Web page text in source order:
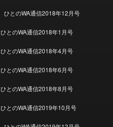
ひとのWA通信2018年12月号
ひとのWA通信2018年1月号
ひとのWA通信2018年4月号
ひとのWA通信2018年6月号
ひとのWA通信2018年8月号
ひとのWA通信2019年10月号